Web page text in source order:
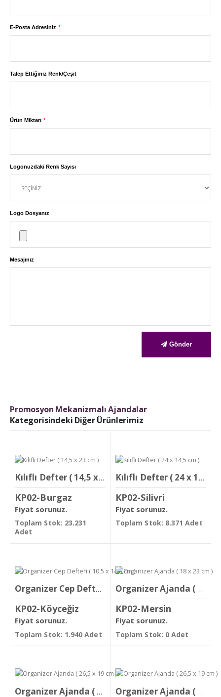
E-Posta Adresiniz
Talep Ettiğiniz Renk/Çeşit
Ürün Miktarı
Logonuzdaki Renk Sayısı
Logo Dosyanız
Mesajınız
Gönder
Promosyon Mekanizmalı Ajandalar
Kategorisindeki Diğer Ürünlerimiz
Kılıflı Defter ( 14,5 x 23 cm )
KP02-Burgaz
Fiyat sorunuz.
Toplam Stok: 23.231
Adet
Kılıflı Defter ( 24 x 14,5 cm )
KP02-Silivri
Fiyat sorunuz.
Toplam Stok: 8.371 Adet
Organizer Cep Defteri ( 10,5 x 14,5 cm )
KP02-Köyceğiz
Fiyat sorunuz.
Toplam Stok: 1.940 Adet
Organizer Ajanda ( 18 x 23 cm )
KP02-Mersin
Fiyat sorunuz.
Toplam Stok: 0 Adet
Organizer Ajanda ( 26,5 x 19 cm ) Organizer Ajanda ( 26,5 x 19 cm )